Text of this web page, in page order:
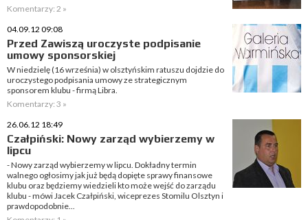
Komentarzy: 2 »
04.09.12 09:08
Przed Zawiszą uroczyste podpisanie
umowy sponsorskiej
W niedzielę (16 września) w olsztyńskim ratuszu dojdzie do
uroczystego podpisania umowy ze strategicznym
sponsorem klubu - firmą Libra.
Komentarzy: 3 »
26.06.12 18:49
Czałpiński: Nowy zarząd wybierzemy w
lipcu
- Nowy zarząd wybierzemy w lipcu. Dokładny termin
walnego ogłosimy jak już będą dopięte sprawy finansowe
klubu oraz będziemy wiedzieli kto może wejść do zarządu
klubu - mówi Jacek Czałpiński, wiceprezes Stomilu Olsztyn i
prawdopodobnie...